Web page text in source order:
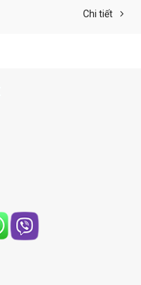
Chi tiết